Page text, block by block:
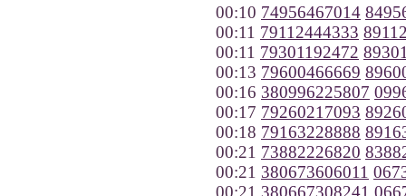
00:10 74956467014
00:11 79112444333
00:11 79301192472
00:13 79600466669
00:16 380996225807
00:17 79260217093
00:18 79163228888
00:21 73882226820
00:21 380673606011
00:21 380667308241